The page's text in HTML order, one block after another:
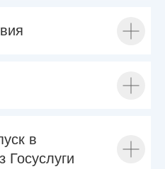
в
Госуслуги